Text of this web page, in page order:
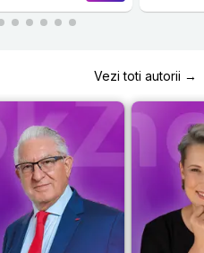
Vezi toti autorii →